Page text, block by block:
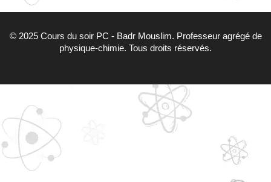
© 2025 Cours du soir PC - Badr Mouslim. Professeur agrégé de
physique-chimie. Tous droits réservés.